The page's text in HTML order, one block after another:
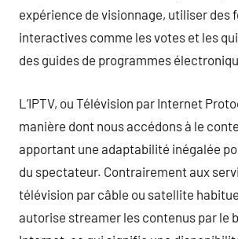
expérience de visionnage, utiliser des
interactives comme les votes et les
des guides de programmes
L’IPTV, ou Télévision par Internet
manière dont nous accédons à le
apportant une adaptabilité inégalée
du spectateur. Contrairement aux
télévision par câble ou satellite
autorise streamer les contenus par le